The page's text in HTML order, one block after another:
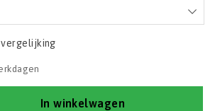
In winkelwagen